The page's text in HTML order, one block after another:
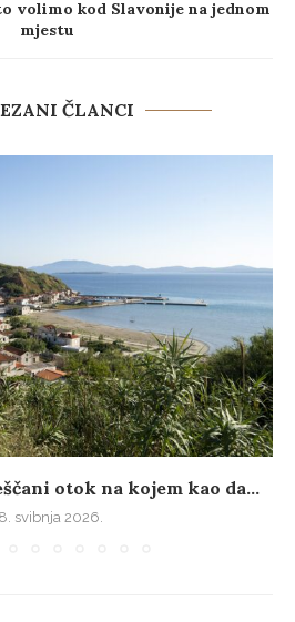
volimo kod Slavonije na jednom
mjestu
ČLANCI
otok na kojem kao da...
svibnja 2026.